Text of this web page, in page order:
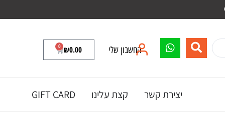
החשבון שלי ₪0.00
0
יצירת קשר קצת עלינו GIFT CARD